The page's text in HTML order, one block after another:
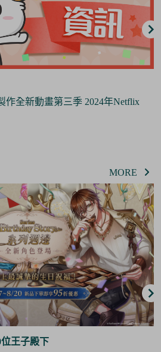
作全新動畫第三季 2024年Netflix
MORE
王子殿下